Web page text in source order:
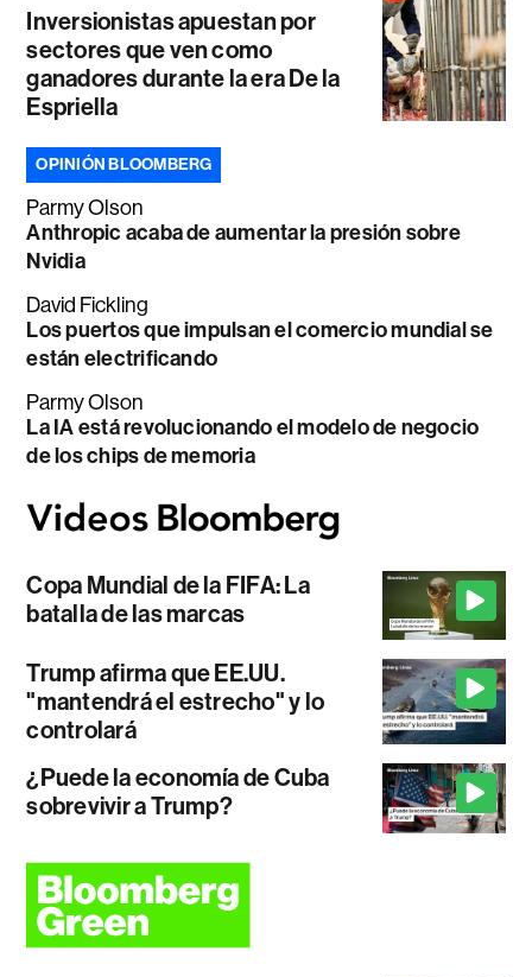
Inversionistas apuestan por
sectores que ven como
ganadores durante la era De la
Espriella
OPINIÓN BLOOMBERG
Parmy Olson
Anthropic acaba de aumentar la presión sobre
Nvidia
David Fickling
Los puertos que impulsan el comercio mundial se
están electrificando
Parmy Olson
La IA está revolucionando el modelo de negocio
de los chips de memoria
Copa Mundial de la FIFA: La
batalla de las marcas
Trump afirma que EE.UU.
"mantendrá el estrecho" y lo
controlará
¿Puede la economía de Cuba
sobrevivir a Trump?